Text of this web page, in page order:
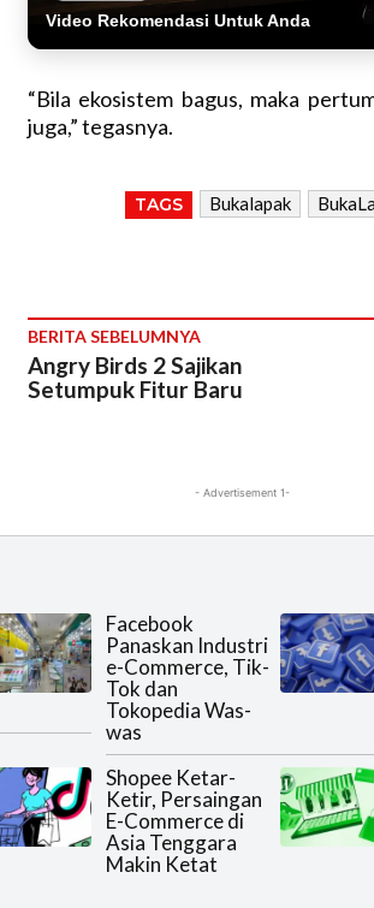
Video Rekomendasi Untuk Anda
“Bila ekosistem bagus, maka
juga,” tegasnya.
TAGS Bukalapak
BERITA SEBELUMNYA
Angry Birds 2 Sajikan
Setumpuk Fitur Baru
- Advertisement 1-
Facebook
Panaskan Industri
e-Commerce, Tik-
Tok dan
Tokopedia Was-
was
Shopee Ketar-
Ketir, Persaingan
E-Commerce di
Asia Tenggara
Makin Ketat